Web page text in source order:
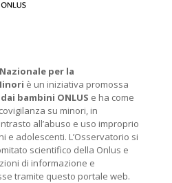
per la
è un iniziativa promossa
bambini ONLUS e ha come
su minori, in
all’abuso e uso improprio
e adolescenti. L’Osservatorio si
scientifico della Onlus e
di informazione e
tramite questo portale web.